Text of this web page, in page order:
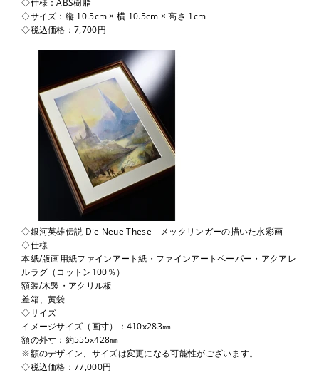
◇サイズ：縦 10.5cm × 横 10.5cm × 高さ 1cm
◇税込価格：7,700円
◇銀河英雄伝説 Die Neue These メックリンガーの描いた水彩画
◇仕様
本紙/版画用紙ファインアート紙・ファインアートペーパー・アクアレ
ルラグ（コットン100％）
額装/木製・アクリル板
差箱、黄袋
◇サイズ
イメージサイズ（画寸）：410x283㎜
額の外寸：約555x428㎜
※額のデザイン、サイズは変更になる可能性がございます。
◇税込価格：77,000円